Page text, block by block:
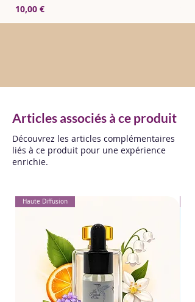
Prix
10,00 €
Articles associés à ce produit
Découvrez les articles complémentaires
liés à ce produit pour une expérience
enrichie.
Haute Diffusion